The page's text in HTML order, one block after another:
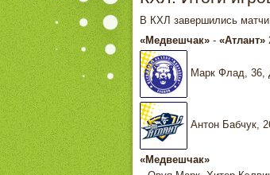
В КХЛ завершились матчи
«Медвешчак»- «Атлант»
Марк Флад, 36,
Антон Бабчук,
«Медвешчак»